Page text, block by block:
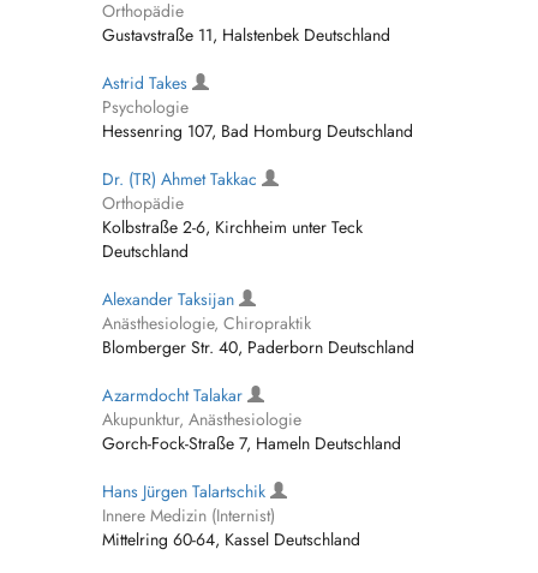
Orthopädie
Gustavstraße 11, Halstenbek Deutschland
Astrid Takes
Psychologie
Hessenring 107, Bad Homburg Deutschland
Dr. (TR) Ahmet Takkac
Orthopädie
Kolbstraße 2-6, Kirchheim unter Teck
Deutschland
Alexander Taksijan
Anästhesiologie, Chiropraktik
Blomberger Str. 40, Paderborn Deutschland
Azarmdocht Talakar
Akupunktur, Anästhesiologie
Gorch-Fock-Straße 7, Hameln Deutschland
Hans Jürgen Talartschik
Innere Medizin (Internist)
Mittelring 60-64, Kassel Deutschland